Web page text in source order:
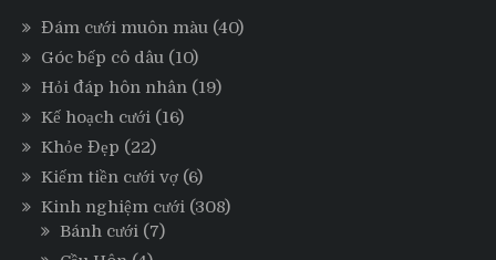
Đám cưới muôn màu (40)
Góc bếp cô dâu (10)
Hỏi đáp hôn nhân (19)
Kế hoạch cưới (16)
Khỏe Đẹp (22)
Kiếm tiền cưới vợ (6)
Kinh nghiệm cưới (308)
Bánh cưới (7)